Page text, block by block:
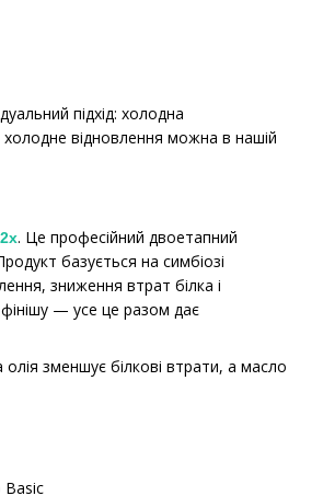
підхід: холодна
холодне відновлення можна в нашій
. Це професійний двоетапний
базується на симбіозі
зниження втрат білка і
— усе це разом дає
зменшує білкові втрати, а масло